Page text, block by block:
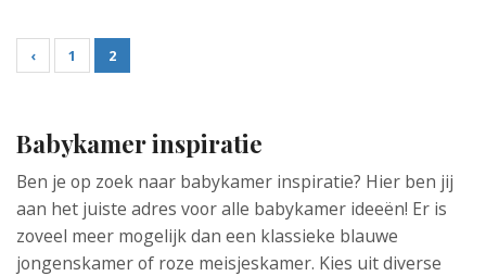
‹ 1 2
Babykamer inspiratie
Ben je op zoek naar babykamer inspiratie? Hier ben jij
aan het juiste adres voor alle babykamer ideeën! Er is
zoveel meer mogelijk dan een klassieke blauwe
jongenskamer of roze meisjeskamer. Kies uit diverse